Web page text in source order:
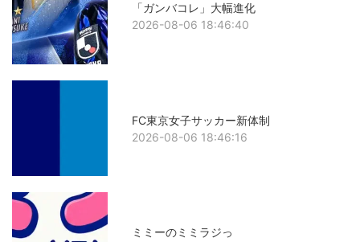
「ガンバコレ」大幅進化
2026-08-06 18:46:40
FC東京女子サッカー新体制
2026-08-06 18:46:16
ミミーのミミラジっ